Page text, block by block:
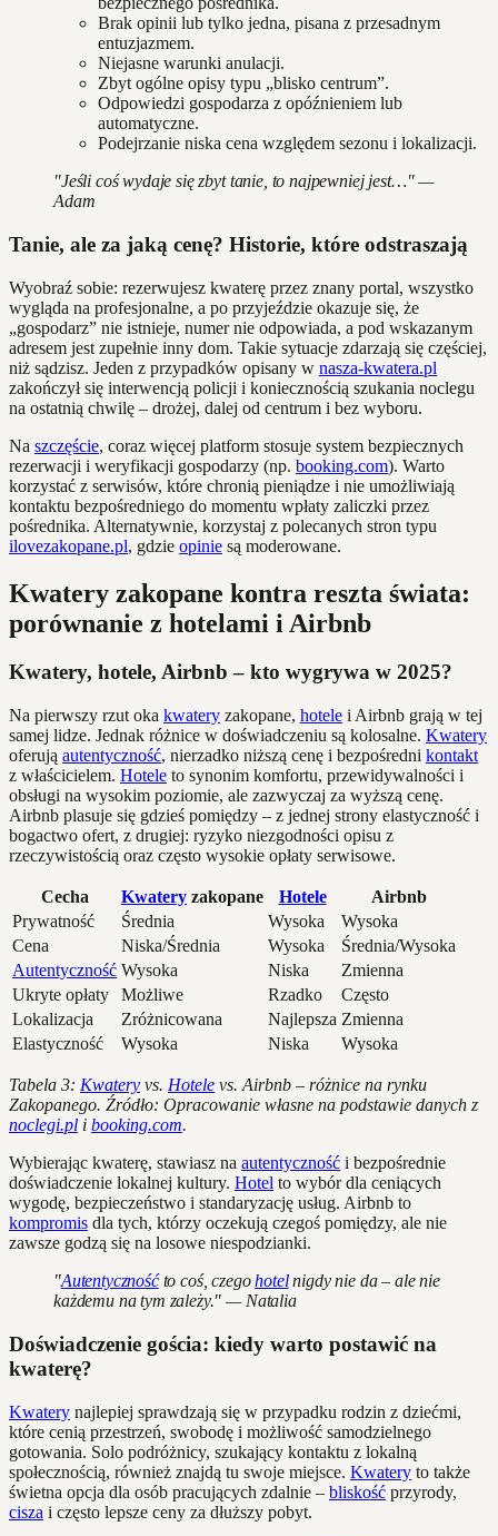
Brak opinii lub tylko jedna, pisana z przesadnym
entuzjazmem.
Niejasne warunki anulacji.
Zbyt ogólne opisy typu „blisko centrum”.
Odpowiedzi gospodarza z opóźnieniem lub
automatyczne.
Podejrzanie niska cena względem sezonu i lokalizacji.
"Jeśli coś wydaje się zbyt tanie, to najpewniej jest…" —
Adam
Tanie, ale za jaką cenę? Historie, które odstraszają
Wyobraź sobie: rezerwujesz kwaterę przez znany portal, wszystko
wygląda na profesjonalne, a po przyjeździe okazuje się, że
„gospodarz” nie istnieje, numer nie odpowiada, a pod wskazanym
adresem jest zupełnie inny dom. Takie sytuacje zdarzają się częściej,
niż sądzisz. Jeden z przypadków opisany w nasza-kwatera.pl
zakończył się interwencją policji i koniecznością szukania noclegu
na ostatnią chwilę – drożej, dalej od centrum i bez wyboru.
Na szczęście, coraz więcej platform stosuje system bezpiecznych
rezerwacji i weryfikacji gospodarzy (np. booking.com). Warto
korzystać z serwisów, które chronią pieniądze i nie umożliwiają
kontaktu bezpośredniego do momentu wpłaty zaliczki przez
pośrednika. Alternatywnie, korzystaj z polecanych stron typu
ilovezakopane.pl, gdzie opinie są moderowane.
Kwatery zakopane kontra reszta świata:
porównanie z hotelami i Airbnb
Kwatery, hotele, Airbnb – kto wygrywa w 2025?
Na pierwszy rzut oka kwatery zakopane, hotele i Airbnb grają w tej
samej lidze. Jednak różnice w doświadczeniu są kolosalne. Kwatery
oferują autentyczność, nierzadko niższą cenę i bezpośredni kontakt
z właścicielem. Hotele to synonim komfortu, przewidywalności i
obsługi na wysokim poziomie, ale zazwyczaj za wyższą cenę.
Airbnb plasuje się gdzieś pomiędzy – z jednej strony elastyczność i
bogactwo ofert, z drugiej: ryzyko niezgodności opisu z
rzeczywistością oraz często wysokie opłaty serwisowe.
Cecha Kwatery zakopane Hotele
Airbnb
Prywatność
Średnia Wysoka
Wysoka
Cena
Niska/Średnia Wysoka
Średnia/Wysoka
Autentyczność Wysoka Niska
Zmienna
Ukryte opłaty
Możliwe Rzadko
Często
Lokalizacja
Zróżnicowana Najlepsza Zmienna
Elastyczność
Wysoka Niska Wysoka
Tabela 3: Kwatery vs. Hotele vs. Airbnb – różnice na rynku
Zakopanego. Źródło: Opracowanie własne na podstawie danych z
noclegi.pl i booking.com.
Wybierając kwaterę, stawiasz na autentyczność i bezpośrednie
doświadczenie lokalnej kultury. Hotel to wybór dla ceniących
wygodę, bezpieczeństwo i standaryzację usług. Airbnb to
kompromis dla tych, którzy oczekują czegoś pomiędzy, ale nie
zawsze godzą się na losowe niespodzianki.
"Autentycznośćto coś, czegohotelnigdy nie da – ale nie
każdemu na tym zależy." — Natalia
Doświadczenie gościa: kiedy warto postawić na
kwaterę?
Kwatery najlepiej sprawdzają się w przypadku rodzin z dziećmi,
które cenią przestrzeń, swobodę i możliwość samodzielnego
gotowania. Solo podróżnicy, szukający kontaktu z lokalną
społecznością, również znajdą tu swoje miejsce. Kwatery to także
świetna opcja dla osób pracujących zdalnie – bliskość przyrody,
cisza i często lepsze ceny za dłuższy pobyt.